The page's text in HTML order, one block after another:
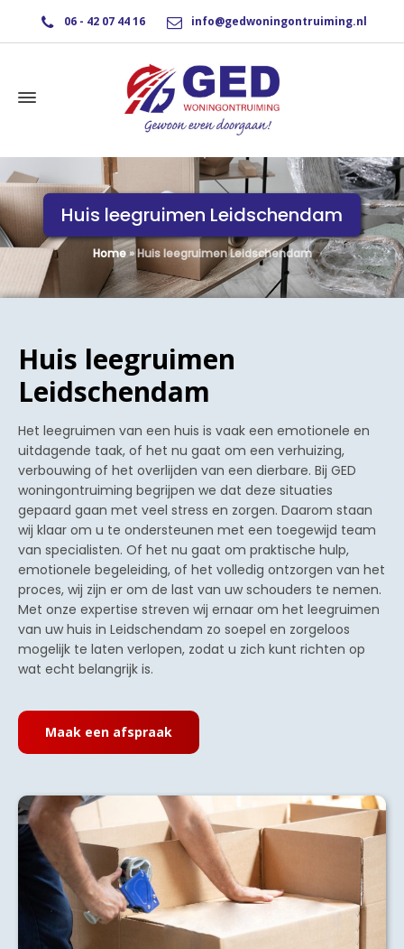
06 - 42 07 44 16 info@gedwoningontruiming.nl
Huis leegruimen Leidschendam
Home»Huis leegruimen Leidschendam
Huis leegruimen
Leidschendam
Het leegruimen van een huis is vaak een emotionele en
uitdagende taak, of het nu gaat om een verhuizing,
verbouwing of het overlijden van een dierbare. Bij GED
woningontruiming begrijpen we dat deze situaties
gepaard gaan met veel stress en zorgen. Daarom staan
wij klaar om u te ondersteunen met een toegewijd team
van specialisten. Of het nu gaat om praktische hulp,
emotionele begeleiding, of het volledig ontzorgen van het
proces, wij zijn er om de last van uw schouders te nemen.
Met onze expertise streven wij ernaar om het leegruimen
van uw huis in Leidschendam zo soepel en zorgeloos
mogelijk te laten verlopen, zodat u zich kunt richten op
wat echt belangrijk is.
Maak een afspraak